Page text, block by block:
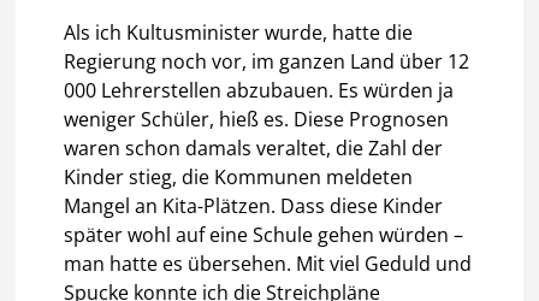
Als ich Kultusminister wurde, hatte die
Regierung noch vor, im ganzen Land über 12
000 Lehrerstellen abzubauen. Es würden ja
weniger Schüler, hieß es. Diese Prognosen
waren schon damals veraltet, die Zahl der
Kinder stieg, die Kommunen meldeten
Mangel an Kita-Plätzen. Dass diese Kinder
später wohl auf eine Schule gehen würden –
man hatte es übersehen. Mit viel Geduld und
Spucke konnte ich die Streichpläne